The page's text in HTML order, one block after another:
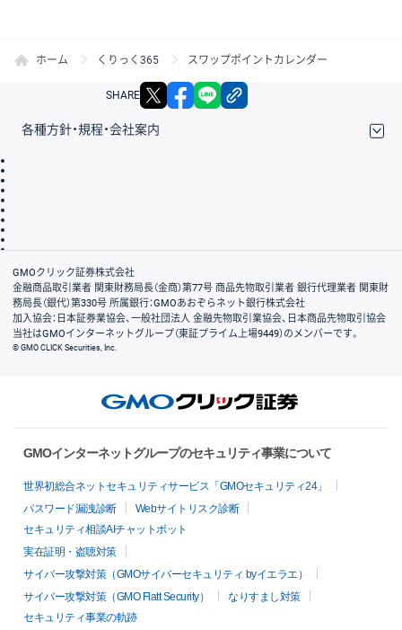
ホーム くりっく365 スワップポイントカレンダー
SHARE X facebook
各種方針・規程・会社案内
会社案内
GMOクリック証券株式会社
金融商品取引業者 関東財務局長（金商）第77号 商品先物取引業者 銀行代理業者 関東財
務局長（銀代）第330号 所属銀行：GMOあおぞらネット銀行株式会社
加入協会：日本証券業協会、一般社団法人 金融先物取引業協会、日本商品先物取引協会
当社はGMOインターネットグループ（東証プライム上場9449）のメンバーです。
© GMO CLICK Securities, Inc.
GMOインターネットグループのセキュリティ事業について
世界初総合ネットセキュリティサービス「GMOセキュリティ24」
パスワード漏洩診断
Webサイトリスク診断
セキュリティ相談AIチャットボット
実在証明・盗聴対策
サイバー攻撃対策（GMOサイバーセキュリティ byイエラエ）
サイバー攻撃対策（GMO Flatt Security）
なりすまし対策
セキュリティ事業の軌跡